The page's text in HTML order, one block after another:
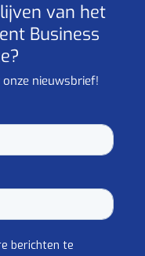
van het
Business
nieuwsbrief!